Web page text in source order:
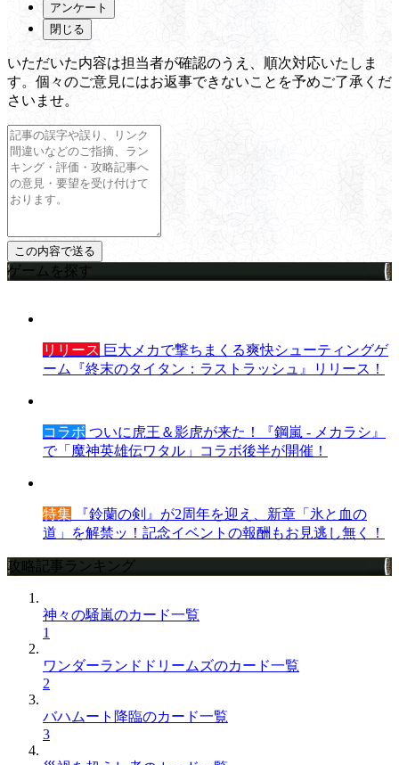
アンケート
閉じる
いただいた内容は担当者が確認のうえ、順次対応いたしま
す。個々のご意見にはお返事できないことを予めご了承くだ
さいませ。
ゲームを探す
リリース 巨大メカで撃ちまくる爽快シューティングゲ
ーム『終末のタイタン：ラストラッシュ』リリース！
コラボ ついに虎王＆影虎が来た！『鋼嵐 - メカラシ』
で「魔神英雄伝ワタル」コラボ後半が開催！
特集 『鈴蘭の剣』が2周年を迎え、新章「氷と血の
道」を解禁ッ！記念イベントの報酬もお見逃し無く！
攻略記事ランキング
神々の騒嵐のカード一覧
1
ワンダーランドドリームズのカード一覧
2
バハムート降臨のカード一覧
3